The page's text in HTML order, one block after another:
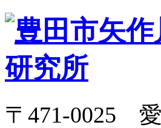
〒471-0025